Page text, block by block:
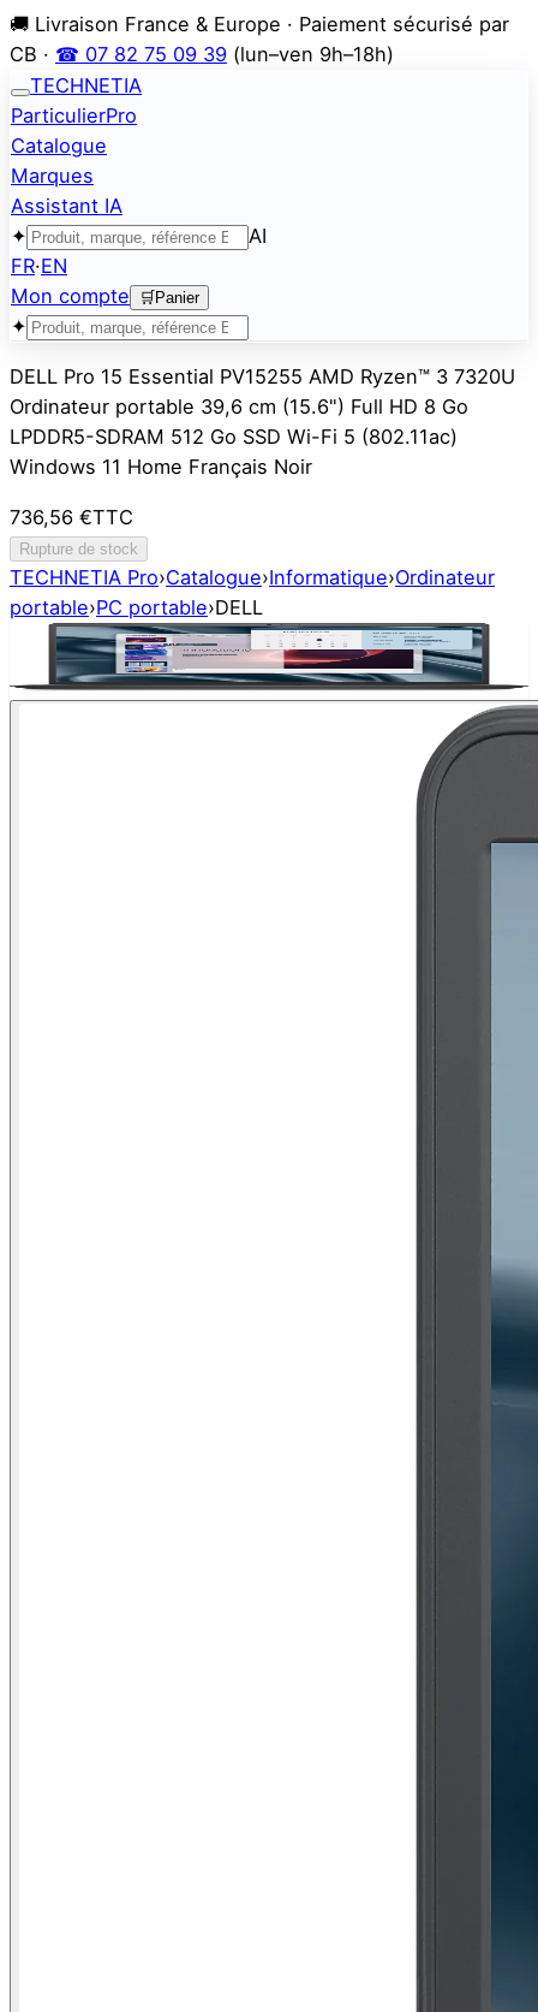
🚚 Livraison France & Europe · Paiement sécurisé par
CB · ☎ 07 82 75 09 39 (lun–ven 9h–18h)
TECHNETIA
ParticulierPro
Catalogue
Marques
Assistant IA
✦
AI
FR·EN
Mon compte
🛒 Panier
✦
DELL Pro 15 Essential PV15255 AMD Ryzen™ 3 7320U
Ordinateur portable 39,6 cm (15.6") Full HD 8 Go
LPDDR5-SDRAM 512 Go SSD Wi-Fi 5 (802.11ac)
Windows 11 Home Français Noir
736,56 €TTC
Rupture de stock
TECHNETIA Pro›Catalogue›Informatique›Ordinateur
portable›PC portable›DELL